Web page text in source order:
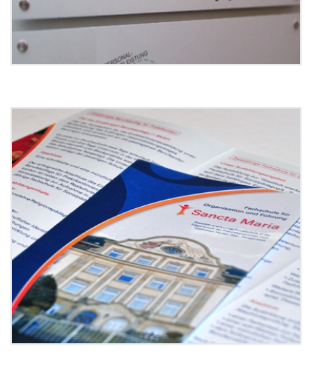
Grafikdesign FSP Sancta Maria
Bruchsal